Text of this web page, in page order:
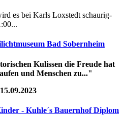
es bei Karls Loxstedt schaurig-
Bad Sobernheim
Kulissen die Freude hat
und Menschen zu..."
- Kuhle´s Bauernhof Diplom